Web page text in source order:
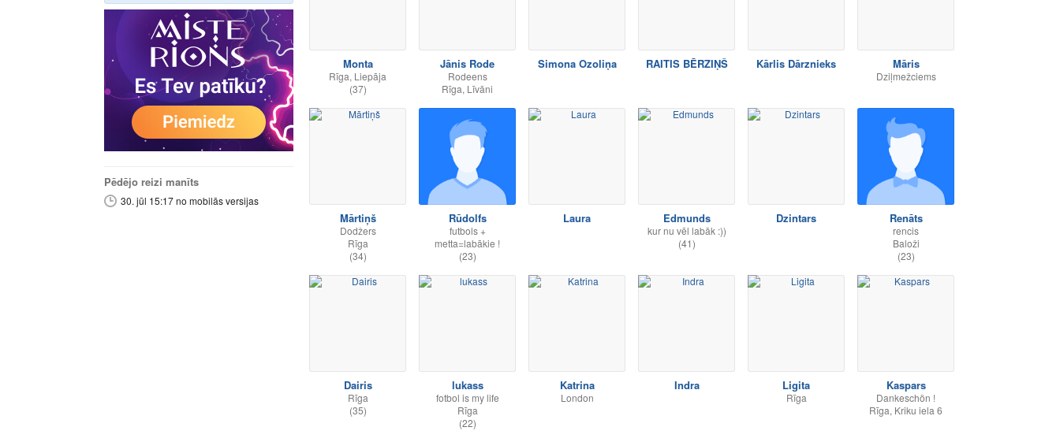
Pēdējo reizi manīts
30. jūl 15:17 no mobilās versijas
Monta
Rīga, Liepāja
(37)
Jānis Rode
Rodeens
Rīga, Līvāni
Simona Ozoliņa RAITIS BĒRZIŅŠ Kārlis Dārznieks Māris
Dziļmežciems
Mārtiņš
Dodžers
Rīga
(34)
Rūdolfs
futbols +
metta=labākie !
(23)
Laura Edmunds
kur nu vēl labāk :))
(41)
Dzintars Renāts
rencis
Baloži
(23)
Dairis
Rīga
(35)
lukass
fotbol is my life
Rīga
(22)
Katrina
London
Indra Ligita
Rīga
Kaspars
Dankeschön !
Rīga, Kriku iela 6